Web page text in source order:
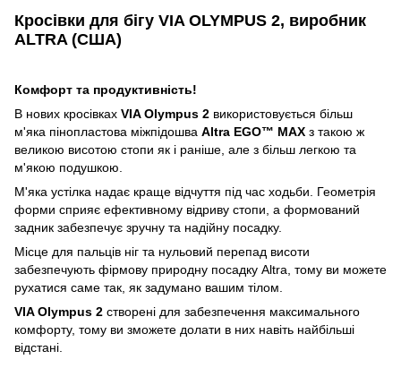
Кросівки для бігу VIA OLYMPUS 2, виробник
ALTRA (США)
Комфорт та продуктивність!
В нових кросівках VIA Olympus 2 використовується більш
м'яка пінопластова міжпідошва Altra EGO™ MAX з такою ж
великою висотою стопи як і раніше, але з більш легкою та
м'якою подушкою.
М'яка устілка надає краще відчуття під час ходьби. Геометрія
форми сприяє ефективному відриву стопи, а формований
задник забезпечує зручну та надійну посадку.
Місце для пальців ніг та нульовий перепад висоти
забезпечують фірмову природну посадку Altra, тому ви можете
рухатися саме так, як задумано вашим тілом.
VIA Olympus 2 створені для забезпечення максимального
комфорту, тому ви зможете долати в них навіть найбільші
відстані.